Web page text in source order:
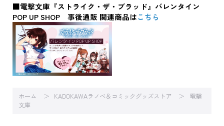
■電撃文庫『ストライク・ザ・ブラッド』バレンタイン
POP UP SHOP 事後通販 関連商品はこちら
ホーム KADOKAWAラノベ＆コミックグッズストア
電撃
文庫